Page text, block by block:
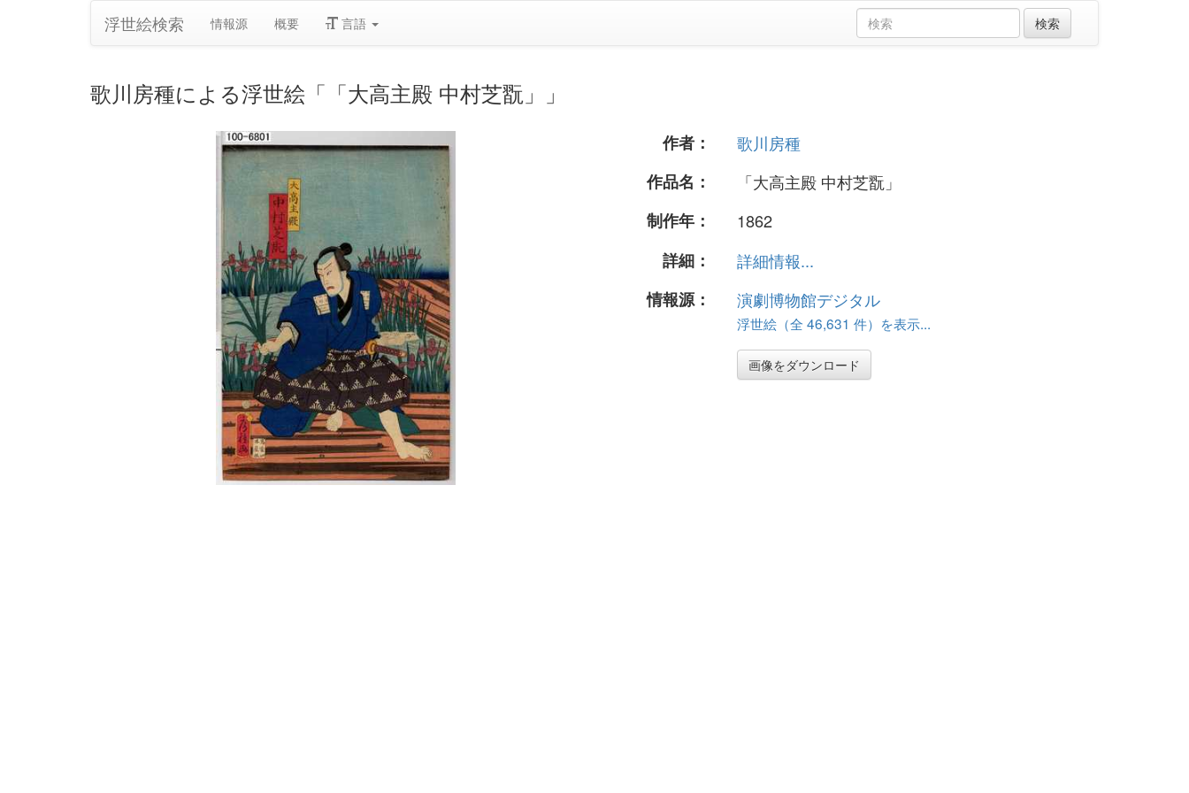
浮世絵検索 情報源 概要 言語
歌川房種による浮世絵「「大高主殿 中村芝翫」」
作者：
歌川房種
作品名：
「大高主殿 中村芝翫」
制作年：
1862
詳細：
詳細情報...
情報源：
演劇博物館デジタル
浮世絵（全 46,631 件）を表示...
画像をダウンロード